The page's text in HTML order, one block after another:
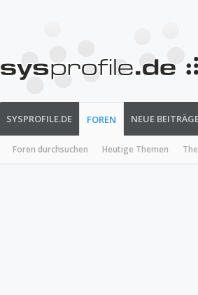
SYSPROFILE.DE FOREN
Foren durchsuchen Heutige Themen
NEUE